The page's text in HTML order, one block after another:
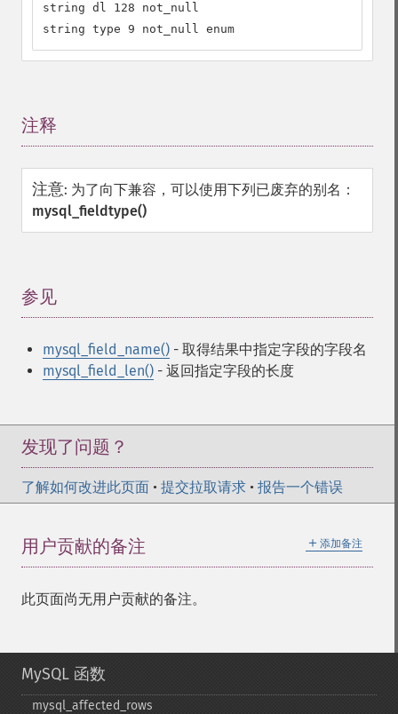
string dl 128 not_null
string type 9 not_null enum
注释
注意: 为了向下兼容，可以使用下列已废弃的别名：
mysql_fieldtype()
参见
mysql_field_name() - 取得结果中指定字段的字段名
mysql_field_len() - 返回指定字段的长度
发现了问题？
了解如何改进此页面 • 提交拉取请求 • 报告一个错误
＋ 添加备注
用户贡献的备注
此页面尚无用户贡献的备注。
MySQL 函数
mysql_​affected_​rows